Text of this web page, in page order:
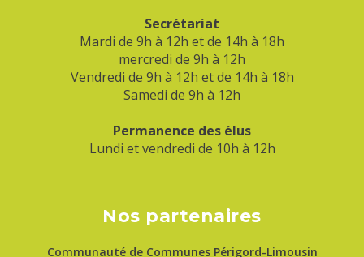
Secrétariat
Mardi de 9h à 12h et de 14h à 18h
mercredi de 9h à 12h
Vendredi de 9h à 12h et de 14h à 18h
Samedi de 9h à 12h
Permanence des élus
Lundi et vendredi de 10h à 12h
Nos partenaires
Communauté de Communes Périgord-Limousin